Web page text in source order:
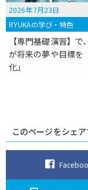
2026年7月23日
RYUKAの学び・特色
【専門基礎演習】で
が将来の夢や目標を
化」
このページをシェア